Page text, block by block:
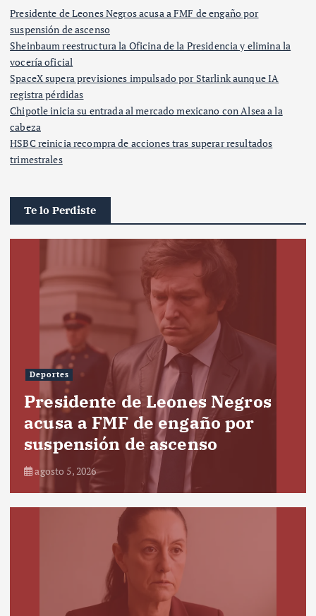
Presidente de Leones Negros acusa a FMF de engaño por
suspensión de ascenso
Sheinbaum reestructura la Oficina de la Presidencia y elimina la
vocería oficial
SpaceX supera previsiones impulsado por Starlink aunque IA
registra pérdidas
Chipotle inicia su entrada al mercado mexicano con Alsea a la
cabeza
HSBC reinicia recompra de acciones tras superar resultados
trimestrales
Te lo Perdiste
Deportes
Presidente de Leones Negros
acusa a FMF de engaño por
suspensión de ascenso
agosto 5, 2026